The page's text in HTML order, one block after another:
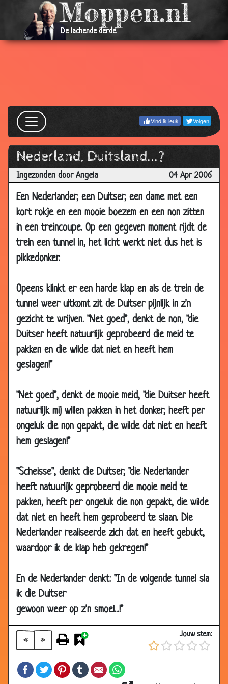
De lachende derde
Vind ik leuk Volgen
Nederland, Duitsland...?
Ingezonden door Angela 04 Apr 2006
Een Nederlander, een Duitser, een dame met een
kort rokje en een mooie boezem en een non zitten
in een treincoupe. Op een gegeven moment rijdt de
trein een tunnel in, het licht werkt niet dus het is
pikkedonker.
Opeens klinkt er een harde klap en als de trein de
tunnel weer uitkomt zit de Duitser pijnlijk in z'n
gezicht te wrijven. "Net goed", denkt de non, "die
Duitser heeft natuurlijk geprobeerd die meid te
pakken en die wilde dat niet en heeft hem
geslagen!"
"Net goed", denkt de mooie meid, "die Duitser heeft
natuurlijk mij willen pakken in het donker, heeft per
ongeluk die non gepakt, die wilde dat niet en heeft
hem geslagen!"
"Scheisse", denkt die Duitser, "die Nederlander
heeft natuurlijk geprobeerd die mooie meid te
pakken, heeft per ongeluk die non gepakt, die wilde
dat niet en heeft hem geprobeerd te slaan. Die
Nederlander realiseerde zich dat en heeft gebukt,
waardoor ik de klap heb gekregen!"
En de Nederlander denkt: "In de volgende tunnel sla
ik die Duitser
gewoon weer op z'n smoel...!"
« »
Jouw stem:
FacebookTwitterPinterestTumblrEmail
22 May
2006
Password
22 May
Gebroken 3.21
18
May
2006
18
2006
Kaboutertje
08
May
2006
Jongen en meisje 3.26
May
2006
Niet gedaan.
May
2006
27 Apr
2006
Uitdaging 3.94
26 Apr
2006
Dagje vrij?
2006
26 Apr
2006
Stekker.. 3.13
26 Apr
2006
Willekeurige letters
23 Apr
In het cafe gebeurt veel
21 Apr
2006
Amerika 3.32
21 Apr
2006
Zelfmoord
10 Apr
2006
Biertje? 2.44
08
Apr
2006
Nieuwsgierigheid
07 Apr
2006
Koud 3.27